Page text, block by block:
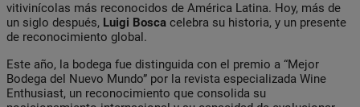
vitivinícolas más reconocidos de América Latina. Hoy, más de
un siglo después, Luigi Bosca celebra su historia, y un presente
de reconocimiento global.
Este año, la bodega fue distinguida con el premio a “Mejor
Bodega del Nuevo Mundo” por la revista especializada Wine
Enthusiast, un reconocimiento que consolida su